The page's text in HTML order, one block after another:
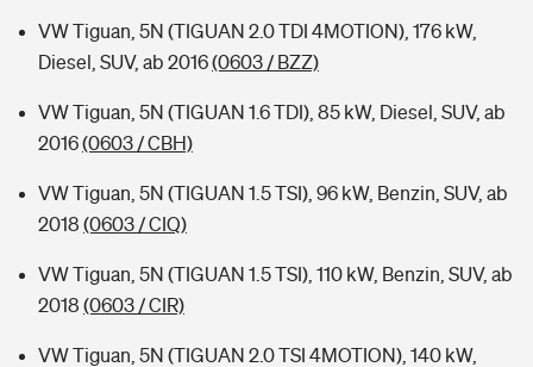
VW Tiguan, 5N (TIGUAN 2.0 TDI 4MOTION), 176 kW,
Diesel, SUV, ab 2016(0603 / BZZ)
VW Tiguan, 5N (TIGUAN 1.6 TDI), 85 kW, Diesel, SUV, ab
2016(0603 / CBH)
VW Tiguan, 5N (TIGUAN 1.5 TSI), 96 kW, Benzin, SUV, ab
2018 (0603 / CIQ)
VW Tiguan, 5N (TIGUAN 1.5 TSI), 110 kW, Benzin, SUV, ab
2018 (0603 / CIR)
VW Tiguan, 5N (TIGUAN 2.0 TSI 4MOTION), 140 kW,